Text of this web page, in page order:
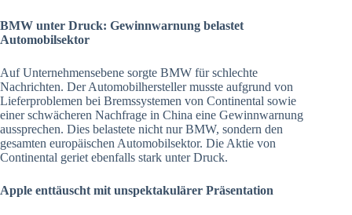
BMW unter Druck: Gewinnwarnung belastet
Automobilsektor
Auf Unternehmensebene sorgte BMW für schlechte
Nachrichten. Der Automobilhersteller musste aufgrund von
Lieferproblemen bei Bremssystemen von Continental sowie
einer schwächeren Nachfrage in China eine Gewinnwarnung
aussprechen. Dies belastete nicht nur BMW, sondern den
gesamten europäischen Automobilsektor. Die Aktie von
Continental geriet ebenfalls stark unter Druck.
Apple enttäuscht mit unspektakulärer Präsentation